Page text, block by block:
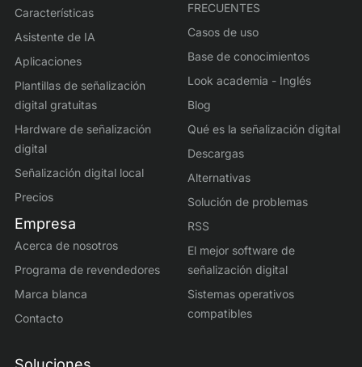
Características
Asistente de IA
Aplicaciones
Plantillas de señalización
digital gratuitas
Hardware de señalización
digital
Señalización digital local
Precios
Empresa
Acerca de nosotros
Programa de revendedores
Marca blanca
Contacto
FRECUENTES
Casos de uso
Base de conocimientos
Look academia - Inglés
Blog
Qué es la señalización digital
Descargas
Alternativas
Solución de problemas
RSS
El mejor software de
señalización digital
Sistemas operativos
compatibles